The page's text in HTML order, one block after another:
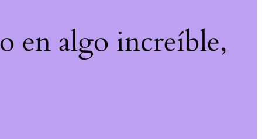
en algo increíble,